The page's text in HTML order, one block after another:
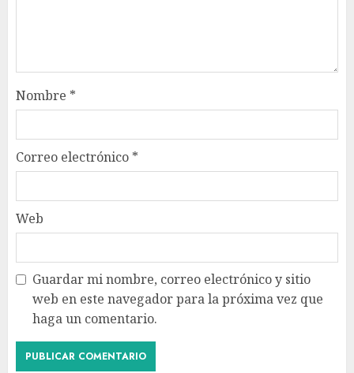
Nombre *
Correo electrónico *
Web
Guardar mi nombre, correo electrónico y sitio
web en este navegador para la próxima vez que
haga un comentario.